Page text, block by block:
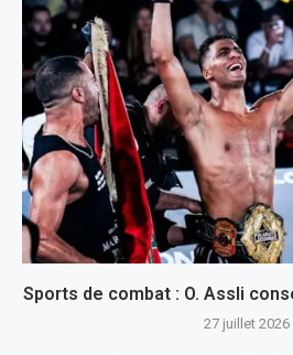
Sports de combat : O. Assli
27 juillet 2026